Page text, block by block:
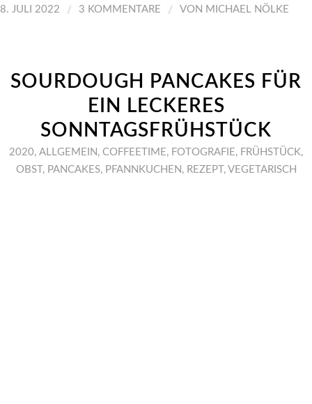
8. JULI 2022 / 3 KOMMENTARE / VON MICHAEL NÖLKE
SOURDOUGH PANCAKES FÜR
EIN LECKERES
SONNTAGSFRÜHSTÜCK
2020, ALLGEMEIN , COFFEETIME, FOTOGRAFIE, FRÜHSTÜCK,
OBST, PANCAKES, PFANNKUCHEN , REZEPT, VEGETARISCH